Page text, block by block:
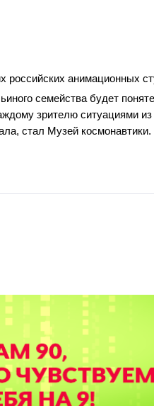
российских анимационных
семейства будет
зрителю ситуациями
стал Музей космонавтики.